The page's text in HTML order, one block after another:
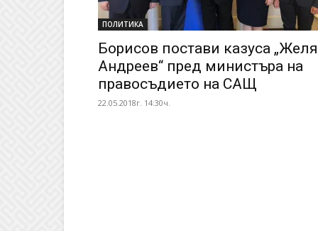
ПОЛИТИКА
Борисов постави казуса
Андреев“ пред министъра на
правосъдието на САЩ
22.05.2018г. 14:30ч.